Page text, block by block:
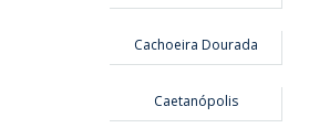
Cachoeira Dourada
Caetanópolis